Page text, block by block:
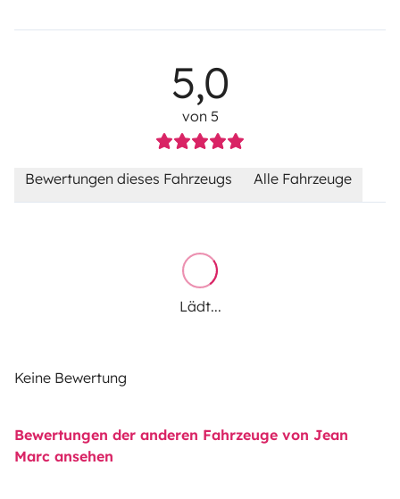
5,0
von 5
Bewertungen dieses Fahrzeugs Alle Fahrzeuge
Lädt...
Keine Bewertung
Bewertungen der anderen Fahrzeuge von Jean
Marc ansehen